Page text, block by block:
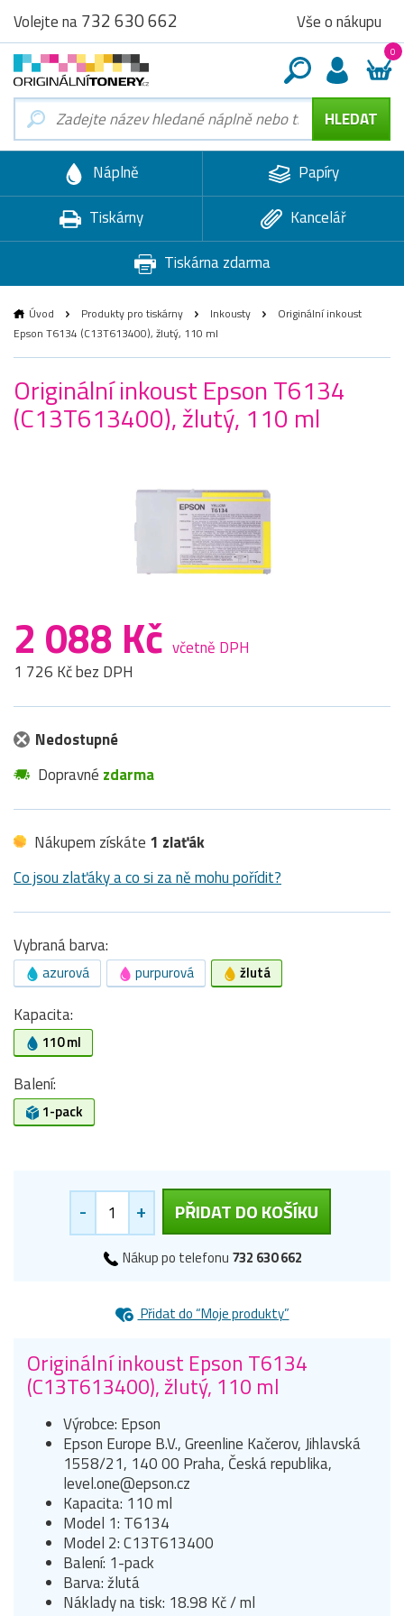
Volejte na732 630 662 Vše o nákupu
0
Náplně
Papíry
Tiskárny
Kancelář
Tiskárna zdarma
Úvod Produkty pro tiskárny Inkousty
Originální inkoust
Epson T6134 (C13T613400), žlutý, 110 ml
Originální inkoust Epson T6134
(C13T613400), žlutý, 110 ml
2 088 Kč včetně DPH
1 726 Kč bez DPH
Nedostupné
Dopravné zdarma
Nákupem získáte 1 zlaťák
Co jsou zlaťáky a co si za ně mohu pořídit?
Vybraná barva:
azurová purpurová žlutá
Kapacita:
110 ml
Balení:
1-pack
- + PŘIDAT DO KOŠÍKU
Nákup po telefonu 732 630 662
Přidat do “Moje produkty”
Originální inkoust Epson T6134
(C13T613400), žlutý, 110 ml
Výrobce: Epson
Epson Europe B.V., Greenline Kačerov, Jihlavská
1558/21, 140 00 Praha, Česká republika,
level.one@epson.cz
Kapacita: 110 ml
Model 1: T6134
Model 2: C13T613400
Balení: 1-pack
Barva: žlutá
Náklady na tisk: 18.98 Kč / ml